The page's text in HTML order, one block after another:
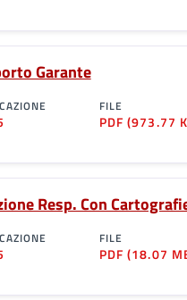
Garante
FILE
PDF(973.77
Resp. Con
FILE
PDF(18.07